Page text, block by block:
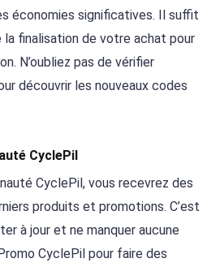
économies significatives. Il suffit
la finalisation de votre achat pour
N’oubliez pas de vérifier
découvrir les nouveaux codes
CyclePil
CyclePil, vous recevrez des
produits et promotions. C’est
à jour et ne manquer aucune
CyclePil pour faire des